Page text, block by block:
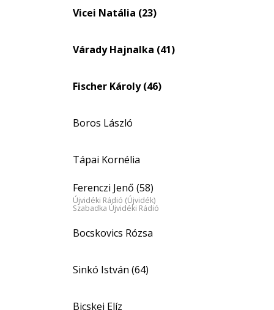
eloszlás
Vicei Natália (23)
Várady Hajnalka (41)
Fischer Károly (46)
Boros László
Tápai Kornélia
Ferenczi Jenő (58)
Újvidéki Rádió (Újvidék)
Szabadka Újvidéki Rádió
Bocskovics Rózsa
Sinkó István (64)
Bicskei Elíz